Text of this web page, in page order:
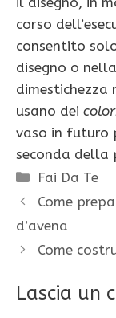
corso
consentito
disegno o
dimestichezza
usano dei
vaso in futuro
seconda della
Categorie
Fai Da Te
Come
d’avena
Come
Lascia un